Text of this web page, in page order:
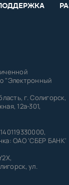
"Электронный
г. Солигорск,
12а-301,
ОАО 'СБЕР БАНК'
ул.